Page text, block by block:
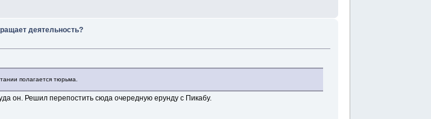
деятельность?
полагается тюрьма.
он. Решил перепостить сюда очередную ерунду с Пикабу.